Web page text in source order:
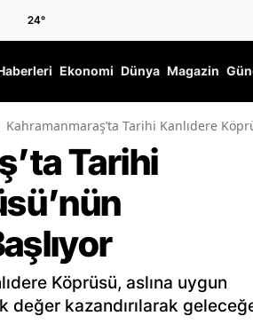
24°
Ekonomi Dünya Magazin
Kahramanmaraş’ta Tarihi Kanlıdere
Tarihi
Köprüsü, aslına uygun
kazandırılarak